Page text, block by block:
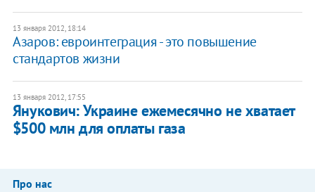
13 января 2012, 18:14
Азаров: евроинтеграция - это повышение
стандартов жизни
13 января 2012, 17:55
Янукович: Украине ежемесячно не хватает
$500 млн для оплаты газа
Про нас